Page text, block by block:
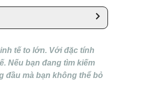
tế to lớn. Với đặc tính
Nếu bạn đang tìm kiếm
đầu mà bạn không thể bỏ